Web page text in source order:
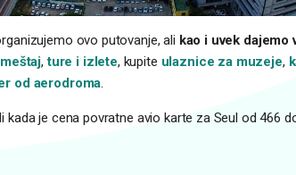
ovo putovanje, ali kao i uvek
,ture i izlete, kupite ulaznice za muzeje,
od aerodroma.
je cena povratne avio karte za Seul od 466